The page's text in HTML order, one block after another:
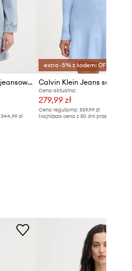
Calvin Klein Jeans sukienka jeansowa
344,99 zł
extra -5% z kodem: OFF*
Calvin Klein Jeans sukienka
Cena aktualna:
279,99 zł
Cena regularna: 559,99 zł
Najniższa cena z 30 dni przed obniżką: